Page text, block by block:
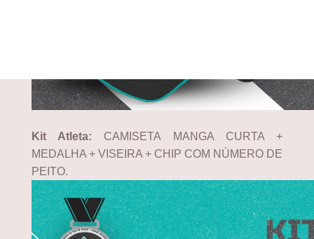
Kit Atleta: CAMISETA MANGA CURTA +
MEDALHA + VISEIRA + CHIP COM NÚMERO DE
PEITO.